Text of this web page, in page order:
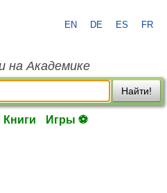
EN DE ES FR
на Академике
Найти!
Книги Игры ⚽